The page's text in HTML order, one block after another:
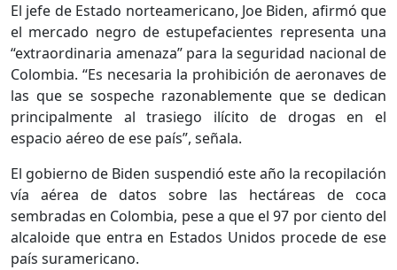
El jefe de Estado norteamericano, Joe Biden, afirmó que
el mercado negro de estupefacientes representa una
“extraordinaria amenaza” para la seguridad nacional de
Colombia. “Es necesaria la prohibición de aeronaves de
las que se sospeche razonablemente que se dedican
principalmente al trasiego ilícito de drogas en el
espacio aéreo de ese país”, señala.
El gobierno de Biden suspendió este año la recopilación
vía aérea de datos sobre las hectáreas de coca
sembradas en Colombia, pese a que el 97 por ciento del
alcaloide que entra en Estados Unidos procede de ese
país suramericano.